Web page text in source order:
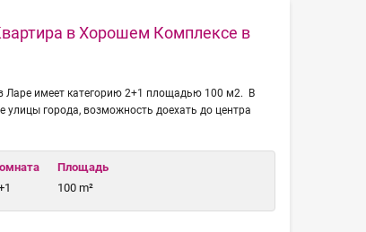
в Хорошем Комплексе в
Ларе имеет категорию 2+1 площадью 100 м2. В
улицы города, возможность доехать до центра
Площадь
100 m²